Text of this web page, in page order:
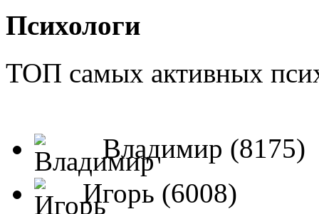
Психологи
ТОП самых активных
Владимир (8175)
Игорь (6008)